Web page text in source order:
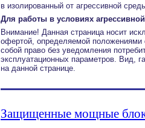
в изолированный от агрессивной
Для работы в условиях
Внимание! Данная страница носит
офертой, определяемой положениями
собой право без уведомления
эксплуатационных параметров. Вид,
на данной странице.
Защищенные мощные